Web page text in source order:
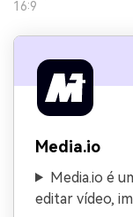
16:9
Media.io
Media.io é
editar vídeo,